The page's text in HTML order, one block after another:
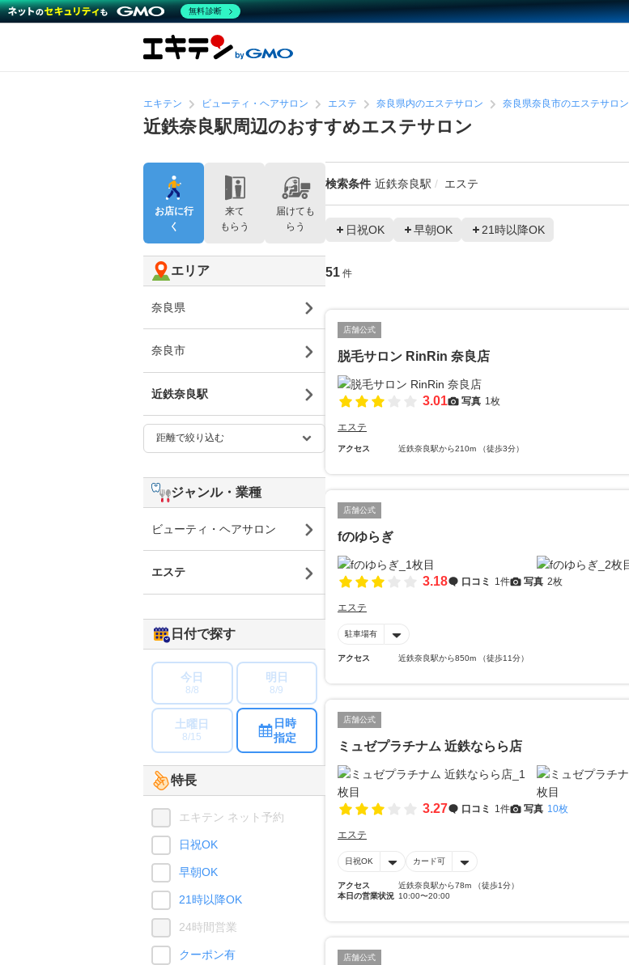
エキテン ビューティ・ヘアサロン エステ 奈良県内のエステサロン 奈良県奈良市のエステサロン
近鉄奈良駅周辺のおすすめエステサロン
検索条件 近鉄奈良駅 エステ
日祝OK 早朝OK 21時以降OK
51 件
店舗公式
脱毛サロン RinRin 奈良店
3.01 写真 1枚
エステ
アクセス 近鉄奈良駅から210m （徒歩3分）
店舗公式
fのゆらぎ
3.18 口コミ 1件 写真 2枚
エステ
駐車場有
アクセス 近鉄奈良駅から850m （徒歩11分）
店舗公式
ミュゼプラチナム 近鉄ならら店
3.27 口コミ 1件 写真 10枚
エステ
日祝OK カード可
アクセス
近鉄奈良駅から78m （徒歩1分）
本日の営業状況 10:00〜20:00
店舗公式
お店に行
く
来て
もらう
届けても
らう
エリア
奈良県
奈良市
近鉄奈良駅
ジャンル・業種
ビューティ・ヘアサロン
エステ
日付で探す
今日
8/8
明日
8/9
土曜日
8/15
日時
指定
特長
エキテン ネット予約
日祝OK
早朝OK
21時以降OK
24時間営業
クーポン有
無料診断